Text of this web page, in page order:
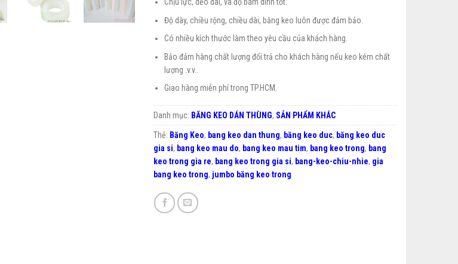
Chịu lực, dẻo dai, và độ bám dính tốt.
Độ dày, chiều rộng, chiều dài, băng keo luôn được đảm bảo.
Có nhiều kích thước làm theo yêu cầu của khách hàng.
Bảo đảm hàng chất lượng đổi trả cho khách hàng nếu keo kém chất
lượng .v.v..
Giao hàng miễn phí trong TP.HCM.
Danh mục: BĂNG KEO DÁN THÙNG, SẢN PHẨM KHÁC
Thẻ: Băng Keo, bang keo dan thung, băng keo duc, băng keo duc
gia si, bang keo mau do, bang keo mau tim, bang keo trong, bang
keo trong gia re, bang keo trong gia si, bang-keo-chiu-nhie, gia
bang keo trong, jumbo băng keo trong